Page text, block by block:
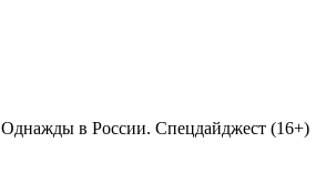
Однажды в России. Спецдайджест (16+)